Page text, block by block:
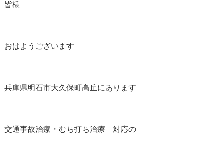
皆様
おはようございます
兵庫県明石市大久保町高丘にあります
交通事故治療・むち打ち治療 対応の